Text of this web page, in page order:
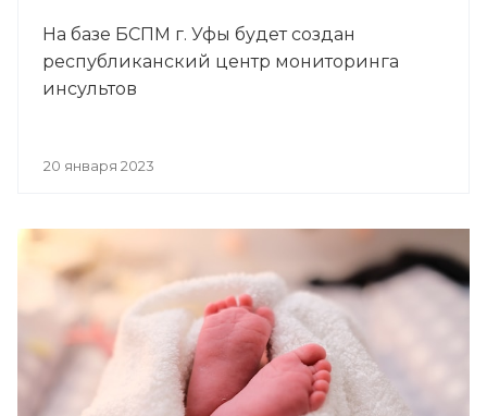
На базе БСПМ г. Уфы будет создан
республиканский центр мониторинга
инсультов
20 января 2023